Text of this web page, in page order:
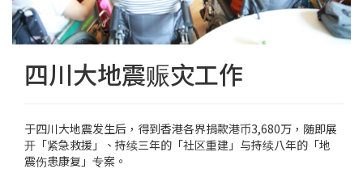
四川大地震赈灾工作
于四川大地震发生后，得到香港各界捐款港币3,680万，随即展
开「紧急救援」、持续三年的「社区重建」与持续八年的「地
震伤患康复」专案。